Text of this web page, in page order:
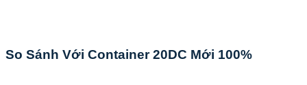
So Sánh Với Container 20DC Mới 100%